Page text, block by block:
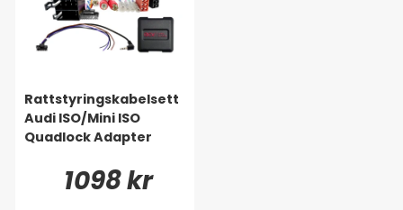
Rattstyringskabelsett
Audi ISO/Mini ISO
Quadlock Adapter
1098 kr